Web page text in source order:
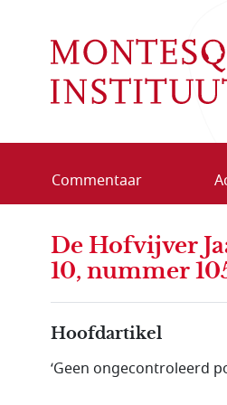
Commentaar
De Hofvijver
10, nummer
Hoofdartikel
‘Geen ongecontroleerd